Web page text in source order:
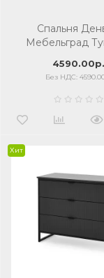
Спальня
Мебельград
4590.00р.
Без НДС:
Хит